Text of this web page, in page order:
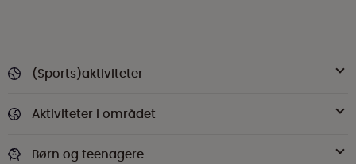
(Sports)aktiviteter
Aktiviteter i området
Børn og teenagere